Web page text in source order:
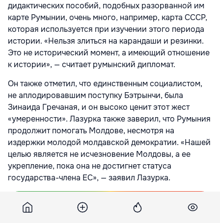
дидактических пособий, подобных разорванной им
карте Румынии, очень много, например, карта СССР,
которая используется при изучении этого периода
истории. «Нельзя злиться на карандаши и резинки.
Это не исторический момент, а имеющий отношение
к истории», — считает румынский дипломат.
Он также отметил, что единственным социалистом,
не аплодировавшим поступку Бэтрынчи, была
Зинаида Гречаная, и он высоко ценит этот жест
«умеренности». Лазурка также заверил, что Румыния
продолжит помогать Молдове, несмотря на
издержки молодой молдавской демократии. «Нашей
целью является не исчезновение Молдовы, а ее
укрепление, пока она не достигнет статуса
государства-члена ЕС», — заявил Лазурка.
Подпишитесь на новости Point.md в Google